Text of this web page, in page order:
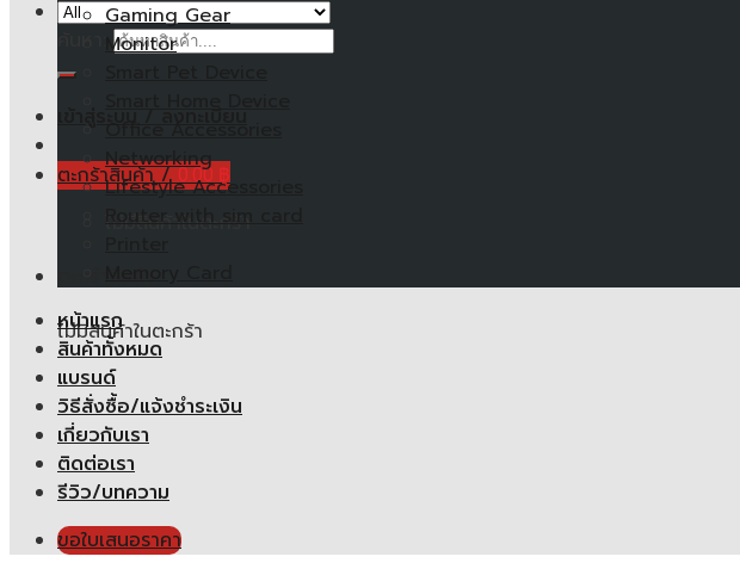
ตะกร้าสินค้า /0.00 ฿
ไม่มีสินค้าในตะกร้า
ไม่มีสินค้าในตะกร้า
Gaming Gear
Monitor
Networking
Lifestyle Accessories
Router with sim card
หน้าแรก
สินค้าทั้งหมด
แบรนด์
วิธีสั่งซื้อ/แจ้งชำระเงิน
เกี่ยวกับเรา
ติดต่อเรา
รีวิว/บทความ
ขอใบเสนอราคา